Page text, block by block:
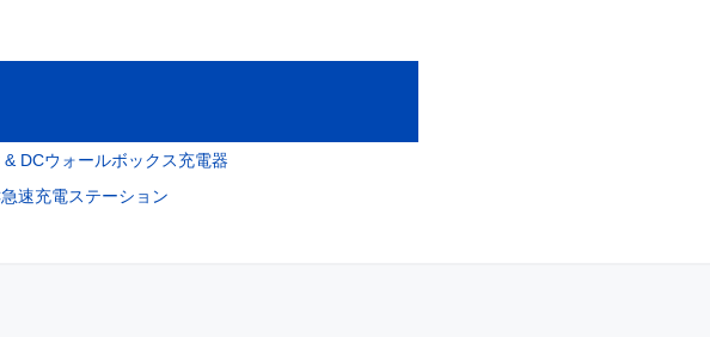
& DCウォールボックス充電器
速充電ステーション